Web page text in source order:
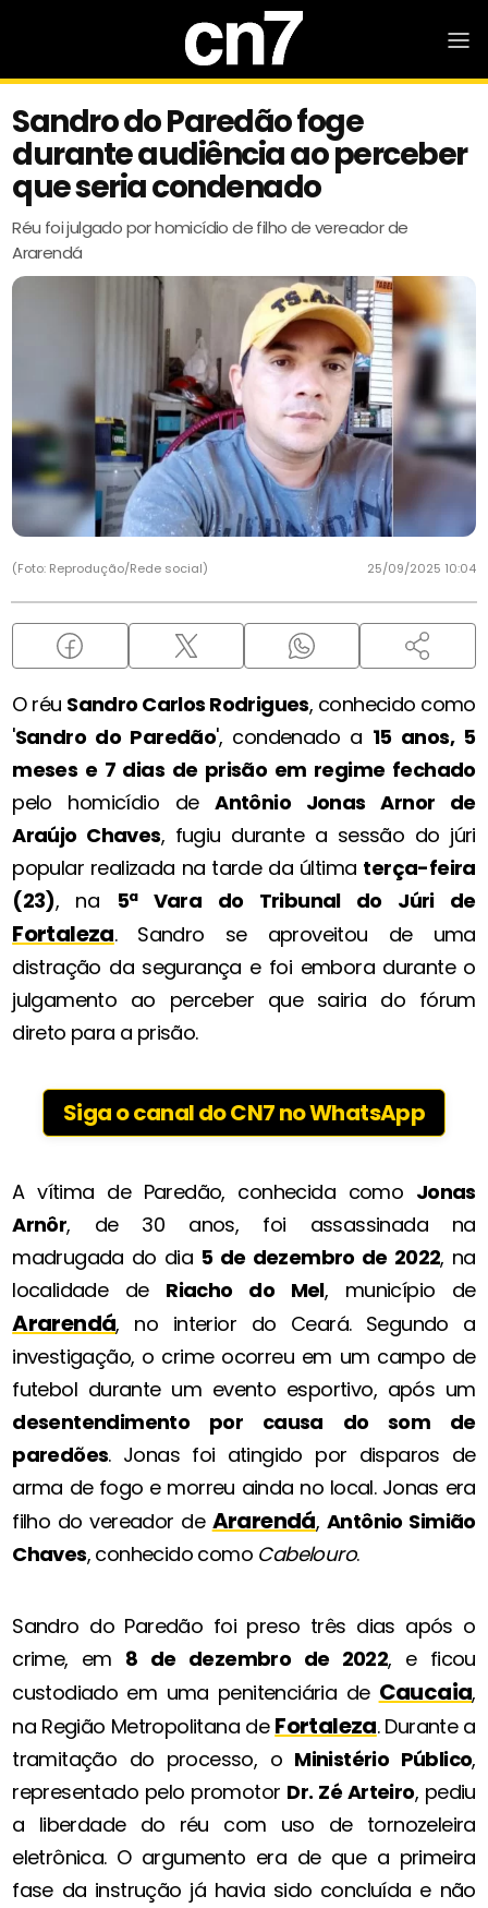
Sandro do Paredão foge
durante audiência ao perceber
que seria condenado
Réu foi julgado por homicídio de filho de vereador de
Ararendá
(Foto: Reprodução/Rede social) 25/09/2025 10:04
O réu Sandro Carlos Rodrigues, conhecido como
'Sandro do Paredão', condenado a 15 anos, 5
meses e 7 dias de prisão em regime fechado
pelo homicídio deAntônio Jonas Arnor de
Araújo Chaves, fugiu durante a sessão do júri
popular realizada na tarde da última terça-feira
(23), na 5ª Vara do Tribunal do Júri de
Fortaleza. Sandro se aproveitou de uma
distração da segurança e foi embora durante o
julgamento ao perceber que sairia do fórum
direto para a prisão.
Siga o canal do CN7 no WhatsApp
A vítima de Paredão, conhecida como Jonas
Arnôr, de 30 anos, foi assassinada na
madrugada do dia 5 de dezembro de 2022, na
localidade de Riacho do Mel, município de
Ararendá, no interior do Ceará. Segundo a
investigação, o crime ocorreu em um campo de
futebol durante um evento esportivo, após um
desentendimento por causa do som de
paredões. Jonas foi atingido por disparos de
arma de fogo e morreu ainda no local. Jonas era
filho do vereador de Ararendá, Antônio Simião
Chaves, conhecido como Cabelouro.
Sandro do Paredão foi preso três dias após o
crime, em 8 de dezembro de 2022, e ficou
custodiado em uma penitenciária de Caucaia,
na Região Metropolitana de Fortaleza. Durante a
tramitação do processo, o Ministério Público,
representado pelo promotor Dr. Zé Arteiro, pediu
a liberdade do réu com uso de tornozeleira
eletrônica. O argumento era de que a primeira
fase da instrução já havia sido concluída e não